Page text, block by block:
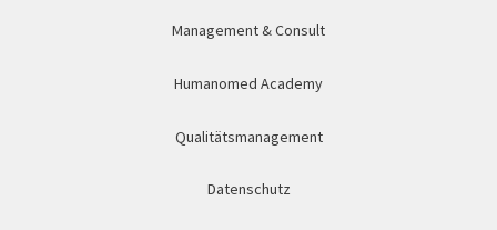
Management & Consult
Humanomed Academy
Qualitätsmanagement
Datenschutz